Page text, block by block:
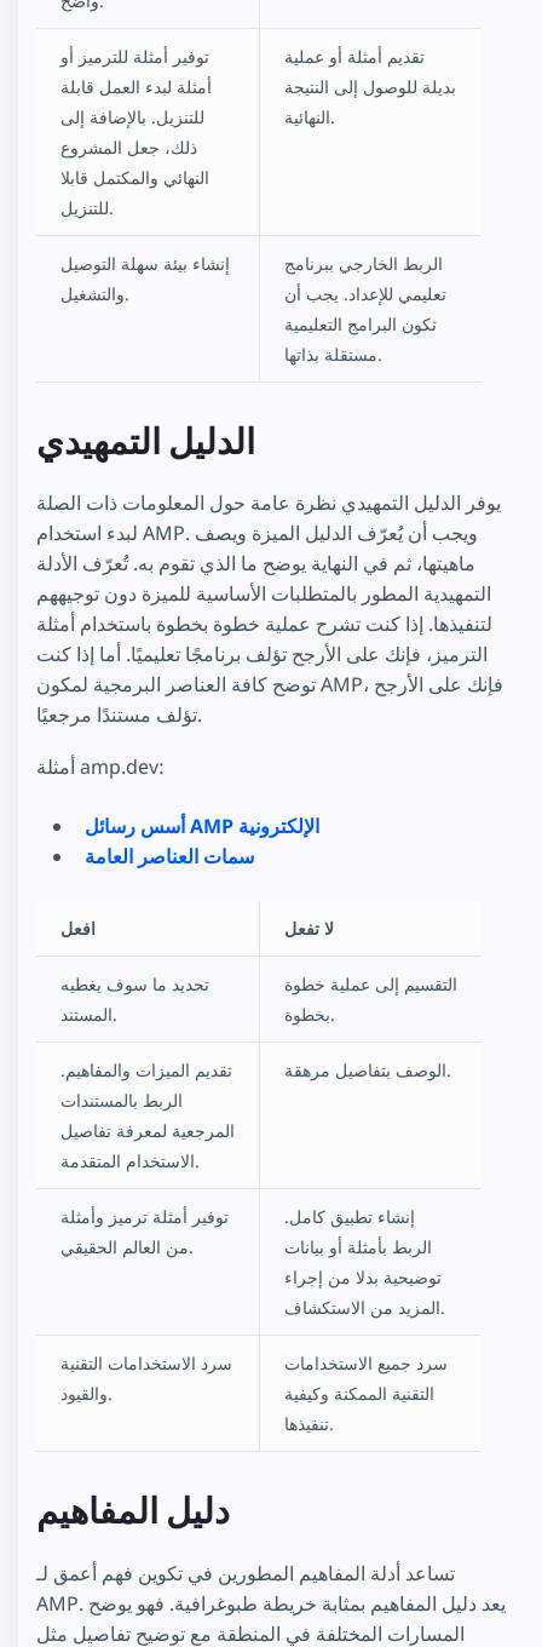
توفير أمثلة للترميز أو
أمثلة لبدء العمل قابلة
للتنزيل. بالإضافة إلى
ذلك، جعل المشروع
النهائي والمكتمل قابلا
للتنزيل.
تقديم أمثلة أو عملية
بديلة للوصول إلى النتيجة
النهائية.
إنشاء بيئة سهلة التوصيل
والتشغيل.
الربط الخارجي ببرنامج
تعليمي للإعداد. يجب أن
تكون البرامج التعليمية
مستقلة بذاتها.
الدليل التمهيدي
يوفر الدليل التمهيدي نظرة عامة حول المعلومات ذات الصلة
لبدء استخدام AMP. ويجب أن يُعرّف الدليل الميزة ويصف
ماهيتها، ثم في النهاية يوضح ما الذي تقوم به. تُعرّف الأدلة
التمهيدية المطور بالمتطلبات الأساسية للميزة دون توجيههم
لتنفيذها. إذا كنت تشرح عملية خطوة بخطوة باستخدام أمثلة
الترميز، فإنك على الأرجح تؤلف برنامجًا تعليميًا. أما إذا كنت
توضح كافة العناصر البرمجية لمكون AMP، فإنك على الأرجح
تؤلف مستندًا مرجعيًا.
أمثلة amp.dev:
أسس رسائل AMP الإلكترونية
سمات العناصر العامة
افعل لا تفعل
تحديد ما سوف يغطيه
المستند.
التقسيم إلى عملية خطوة
بخطوة.
تقديم الميزات والمفاهيم.
الربط بالمستندات
المرجعية لمعرفة تفاصيل
الاستخدام المتقدمة.
الوصف بتفاصيل مرهقة.
توفير أمثلة ترميز وأمثلة
من العالم الحقيقي.
إنشاء تطبيق كامل.
الربط بأمثلة أو بيانات
توضيحية بدلا من إجراء
المزيد من الاستكشاف.
سرد الاستخدامات التقنية
والقيود.
سرد جميع الاستخدامات
التقنية الممكنة وكيفية
تنفيذها.
دليل المفاهيم
تساعد أدلة المفاهيم المطورين في تكوين فهم أعمق لـ
AMP. يعد دليل المفاهيم بمثابة خريطة طبوغرافية. فهو يوضح
المسارات المختلفة في المنطقة مع توضيح تفاصيل مثل